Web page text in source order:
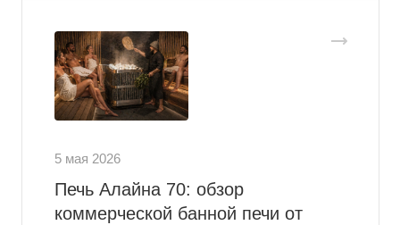
5 мая 2026
Печь Алайна 70: обзор
коммерческой банной печи от